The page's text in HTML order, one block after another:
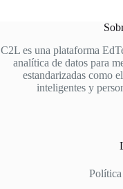
C2L es una plataforma
analítica de datos para
estandarizadas como
inteligentes y